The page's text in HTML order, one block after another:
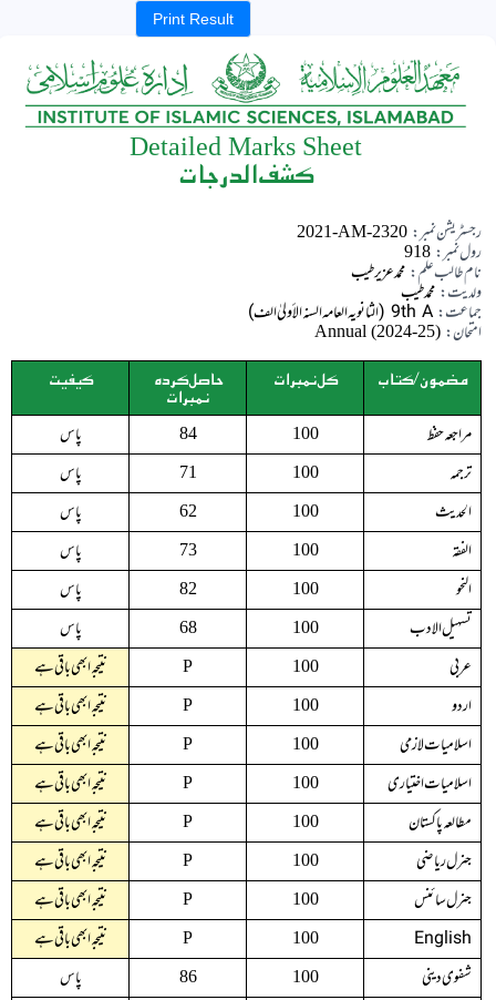
Print Result
Detailed Marks Sheet
کشف الدرجات
رجسٹریشن نمبر: 2021-AM-2320
رول نمبر: 918
نام طالب علم: محمد عزیر طیب
ولدیت: محمد طیب
جماعت: 9th A (الثانویہ العامہ السنہ الأولیٰ الف)
امتحان: Annual (2024-25)
مضمون/کتاب کل نمبرات حاصل کردہ
نمبرات
کیفیت
مراجعہ حفظ 100
84
پاس
ترجمہ
100
71
پاس
الحدیث
100
62
پاس
الفقہ
100
73
پاس
النحو
100
82
پاس
تسہیل الادب
100
68
پاس
عربی
100
P
نتیجہ ابھی باقی ہے
اردو
100
P
نتیجہ ابھی باقی ہے
اسلامیات لازمی
100
P
نتیجہ ابھی باقی ہے
اسلامیات اختیاری
100
P
نتیجہ ابھی باقی ہے
مطالعہ پاکستان
100
P
نتیجہ ابھی باقی ہے
جنرل ریاضی
100
P
نتیجہ ابھی باقی ہے
جنرل سائنس
100
P
نتیجہ ابھی باقی ہے
English
100
P
نتیجہ ابھی باقی ہے
شفوی دینی
100
86
پاس